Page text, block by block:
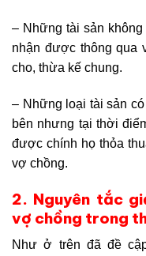
– Những tài sản
nhận được thông qua
cho, thừa kế chung.
– Những loại tài sản
bên nhưng tại thời
được chính họ thỏa
vợ chồng.
2. Nguyên tắc
vợ chồng trong
Như ở trên đã đề